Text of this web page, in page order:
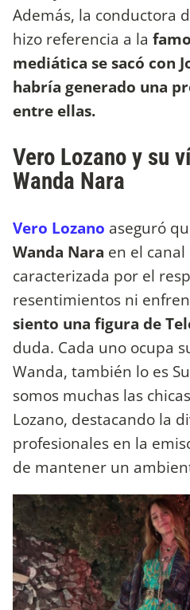
Además, la conductora
hizo referencia a la
mediática se sacó con
habría generado una
entre ellas.
Vero Lozano y su
Wanda Nara
Vero Lozano aseguró
Wanda Nara en el
caracterizada por el
resentimientos ni
siento una figura de
duda. Cada uno ocupa
Wanda, también lo es
somos muchas las
Lozano, destacando la
profesionales en la
de mantener un